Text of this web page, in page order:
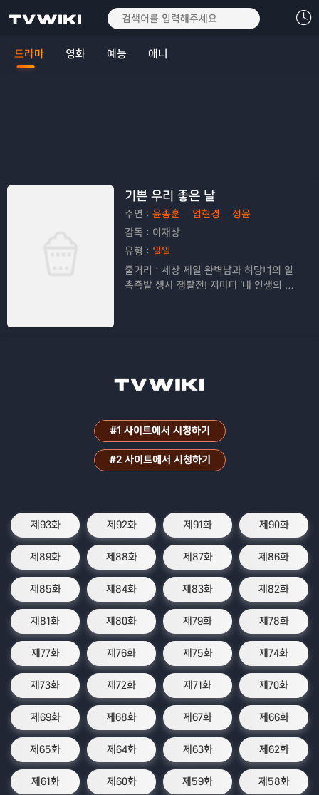
드라마 영화 예능 애니
기쁜 우리 좋은 날
주연： 윤종훈 엄현경
정윤
감독： 이재상
유형： 일일
줄거리： 세상 제일 완벽남과 허당녀의 일
촉즉발 생사 쟁탈전! 저마다 '내 인생의 주
#1 사이트에서 시청하기
#2 사이트에서 시청하기
제93화 제92화 제91화 제90화
제89화 제88화 제87화 제86화
제85화 제84화 제83화 제82화
제81화 제80화 제79화 제78화
제77화 제76화 제75화 제74화
제73화 제72화 제71화 제70화
제69화 제68화 제67화 제66화
제65화 제64화 제63화 제62화
제61화 제60화 제59화 제58화